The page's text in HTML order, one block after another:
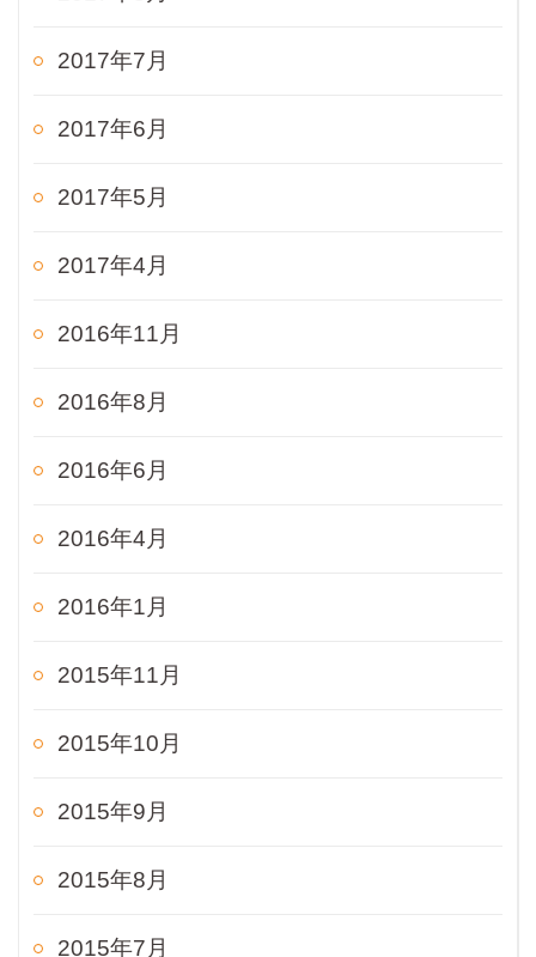
2017年7月
2017年6月
2017年5月
2017年4月
2016年11月
2016年8月
2016年6月
2016年4月
2016年1月
2015年11月
2015年10月
2015年9月
2015年8月
2015年7月